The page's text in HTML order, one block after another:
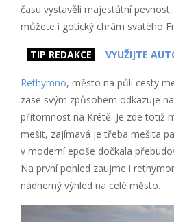
času vystavěli majestátní
můžete i gotický chrám svatého
TIP REDAKCE VYUŽIJTE
Rethymno, město na půli cesty
zase svým způsobem odkazuje
přítomnost na Krétě. Je zde totiž
mešit, zajímavá je třeba mešita
v moderní epoše dočkala
Na první pohled zaujme i
nádherný výhled na celé město.